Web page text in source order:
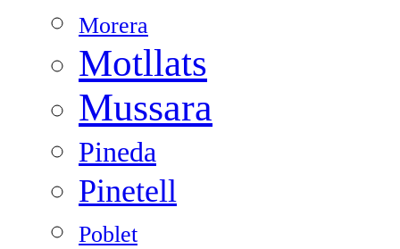
Morera
Motllats
Mussara
Pineda
Pinetell
Poblet